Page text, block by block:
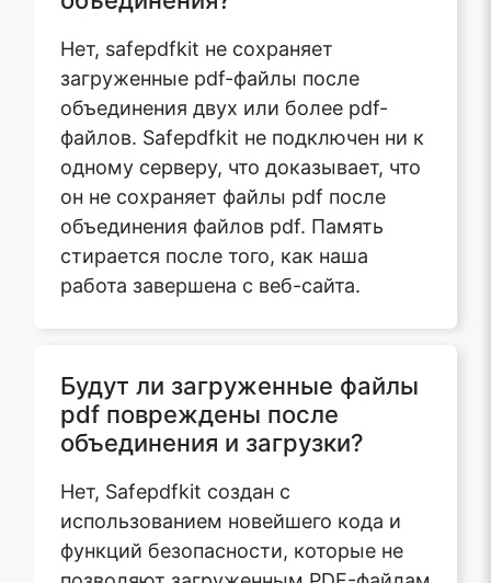
Copy Link
Нет, safepdfkit не сохраняет
загруженные pdf-файлы после
объединения двух или более pdf-
файлов. Safepdfkit не подключен ни к
одному серверу, что доказывает, что
он не сохраняет файлы pdf после
объединения файлов pdf. Память
стирается после того, как наша
работа завершена с веб-сайта.
Будут ли загруженные файлы
pdf повреждены после
объединения и загрузки?
Нет, Safepdfkit создан с
использованием новейшего кода и
функций безопасности, которые не
позволяют загруженным PDF-файлам